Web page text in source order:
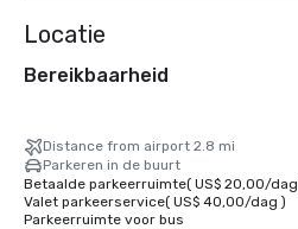
Locatie
Bereikbaarheid
Distance from airport 2.8 mi
Parkeren in de buurt
Betaalde parkeerruimte( US$ 20,00/dag
Valet parkeerservice( US$ 40,00/dag )
Parkeerruimte voor bus